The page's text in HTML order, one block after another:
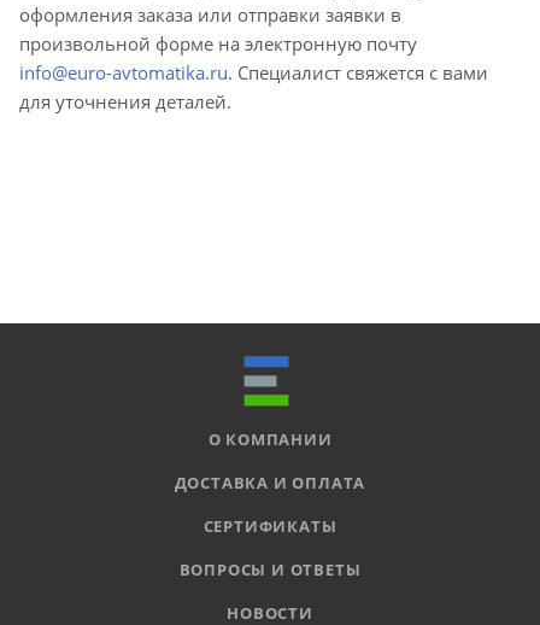
оформления заказа или отправки заявки в
произвольной форме на электронную почту
info@euro-avtomatika.ru. Специалист свяжется с вами
для уточнения деталей.
О КОМПАНИИ
ДОСТАВКА И ОПЛАТА
СЕРТИФИКАТЫ
ВОПРОСЫ И ОТВЕТЫ
НОВОСТИ